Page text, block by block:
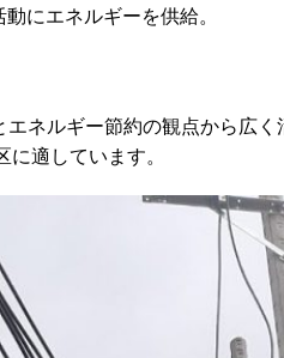
にエネルギーを供給。
ネルギー節約の観点から広
適しています。